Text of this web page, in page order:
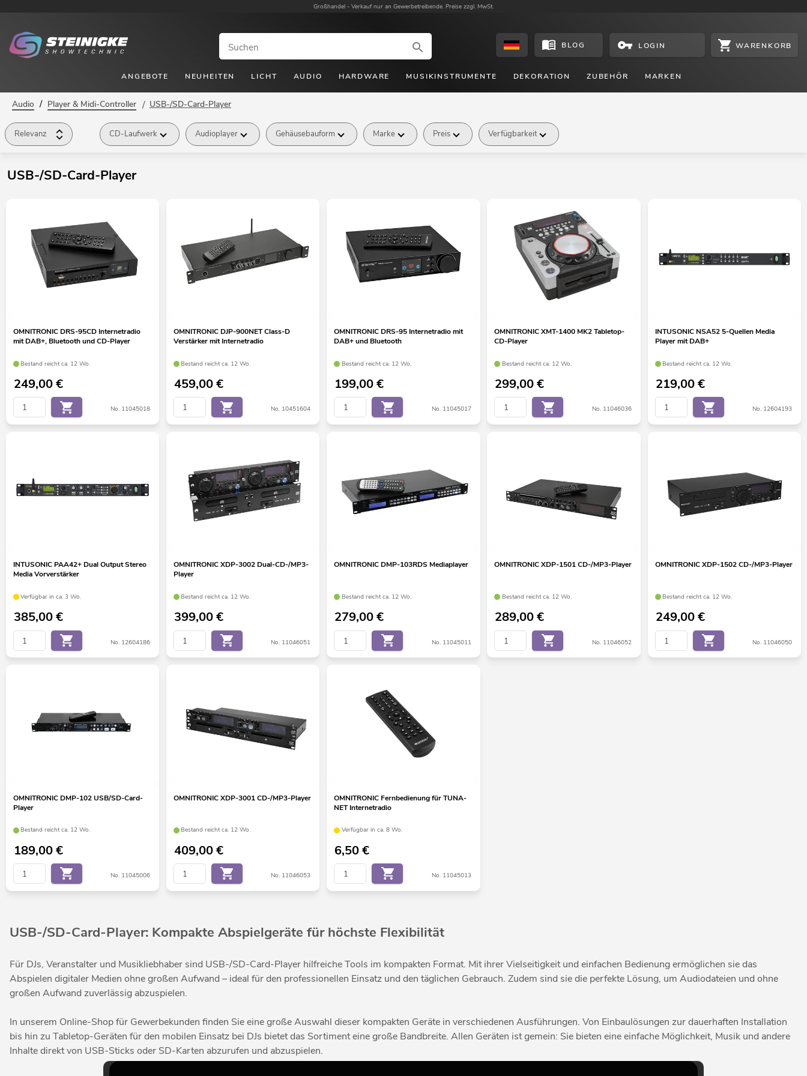
Großhandel - Verkauf nur an Gewerbetreibende. Preise zzgl. MwSt.
BLOG LOGIN WARENKORB
ANGEBOTE NEUHEITEN LICHT AUDIO HARDWARE MUSIKINSTRUMENTE DEKORATION ZUBEHÖR MARKEN
Audio / Player & Midi-Controller / USB-/SD-Card-Player
Relevanz CD-Laufwerk Audioplayer Gehäusebauform Marke Preis Verfügbarkeit
USB-/SD-Card-Player
OMNITRONIC DRS-95CD Internetradio
mit DAB+, Bluetooth und CD-Player
Bestand reicht ca. 12 Wo.
249,00€
No. 11045018
OMNITRONIC DJP-900NET Class-D
Verstärker mit Internetradio
Bestand reicht ca. 12 Wo.
459,00€
No. 10451604
OMNITRONIC DRS-95 Internetradio mit
DAB+ und Bluetooth
Bestand reicht ca. 12 Wo.
199,00€
No. 11045017
OMNITRONIC XMT-1400 MK2 Tabletop-
CD-Player
Bestand reicht ca. 12 Wo.
299,00€
No. 11046036
INTUSONIC NSA52 5-Quellen Media
Player mit DAB+
Bestand reicht ca. 12 Wo.
219,00€
No. 12604193
INTUSONIC PAA42+ Dual Output Stereo
Media Vorverstärker
Verfügbar in ca. 3 Wo.
385,00€
No. 12604186
OMNITRONIC XDP-3002 Dual-CD-/MP3-
Player
Bestand reicht ca. 12 Wo.
399,00€
No. 11046051
OMNITRONIC DMP-103RDS Mediaplayer
Bestand reicht ca. 12 Wo.
279,00€
No. 11045011
OMNITRONIC XDP-1501 CD-/MP3-Player
Bestand reicht ca. 12 Wo.
289,00€
No. 11046052
OMNITRONIC XDP-1502 CD-/MP3-Player
Bestand reicht ca. 12 Wo.
249,00€
No. 11046050
OMNITRONIC DMP-102 USB/SD-Card-
Player
Bestand reicht ca. 12 Wo.
189,00€
No. 11045006
OMNITRONIC XDP-3001 CD-/MP3-Player
Bestand reicht ca. 12 Wo.
409,00€
No. 11046053
OMNITRONIC Fernbedienung für TUNA-
NET Internetradio
Verfügbar in ca. 8 Wo.
6,50€
No. 11045013
USB-/SD-Card-Player: Kompakte Abspielgeräte für höchste Flexibilität
Für DJs, Veranstalter und Musikliebhaber sind USB-/SD-Card-Player hilfreiche Tools im kompakten Format. Mit ihrer Vielseitigkeit und einfachen Bedienung ermöglichen sie das
Abspielen digitaler Medien ohne großen Aufwand – ideal für den professionellen Einsatz und den täglichen Gebrauch. Zudem sind sie die perfekte Lösung, um Audiodateien und ohne
großen Aufwand zuverlässig abzuspielen.
In unserem Online-Shop für Gewerbekunden finden Sie eine große Auswahl dieser kompakten Geräte in verschiedenen Ausführungen. Von Einbaulösungen zur dauerhaften Installation
bis hin zu Tabletop-Geräten für den mobilen Einsatz bei DJs bietet das Sortiment eine große Bandbreite. Allen Geräten ist gemein: Sie bieten eine einfache Möglichkeit, Musik und andere
Inhalte direkt von USB-Sticks oder SD-Karten abzurufen und abzuspielen.